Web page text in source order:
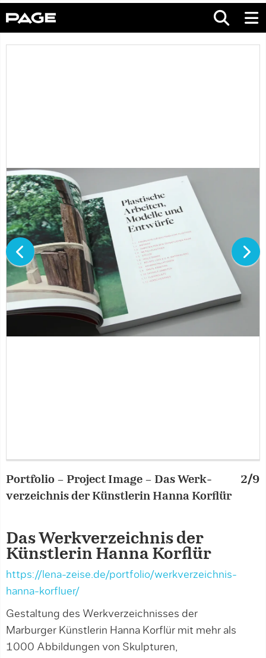
Portfolio – Project Image – Das Werk­
verzeichnis der Künst­lerin Hanna Korflür
2/9
Das Werk­verzeichnis der
Künst­lerin Hanna Korflür
https://lena-zeise.de/portfolio/werkverzeichnis-
hanna-korfluer/
Gestaltung des Werkverzeichnisses der
Marburger Künstlerin Hanna Korflür mit mehr als
1000 Abbildungen von Skulpturen,